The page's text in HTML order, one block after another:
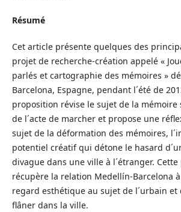
Résumé
Cet article présente quelques des
projet de recherche-création appelé «
parlés et cartographie des mémoires »
Barcelona, Espagne, pendant l´été de
proposition révise le sujet de la
de l´acte de marcher et propose une
sujet de la déformation des mémoires,
potentiel créatif qui détone le hasard
divague dans une ville à l´étranger.
récupère la relation Medellín-Barcelona
regard esthétique au sujet de l´urbain et
flâner dans la ville.